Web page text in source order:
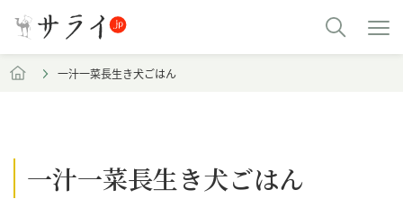
一汁一菜長生き犬ごはん
一汁一菜長生き犬ごはん